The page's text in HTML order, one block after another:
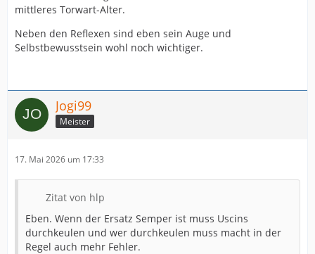
mittleres Torwart-Alter.
Neben den Reflexen sind eben sein Auge und
Selbstbewusstsein wohl noch wichtiger.
Jogi99
Meister
17. Mai 2026 um 17:33
Zitat von hlp
Eben. Wenn der Ersatz Semper ist muss Uscins
durchkeulen und wer durchkeulen muss macht in der
Regel auch mehr Fehler.